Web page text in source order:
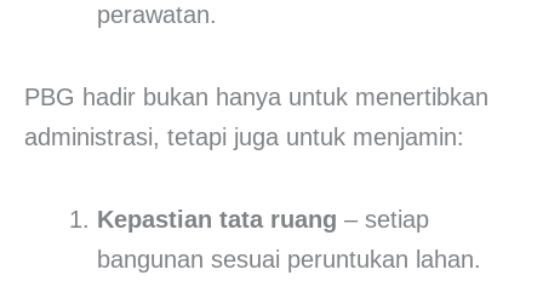
perawatan.
PBG hadir bukan hanya untuk menertibkan
administrasi, tetapi juga untuk menjamin:
Kepastian tata ruang – setiap
bangunan sesuai peruntukan lahan.